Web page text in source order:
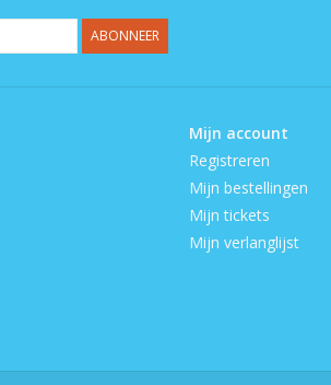
ABONNEER
Mijn account
Registreren
Mijn bestellingen
Mijn tickets
Mijn verlanglijst